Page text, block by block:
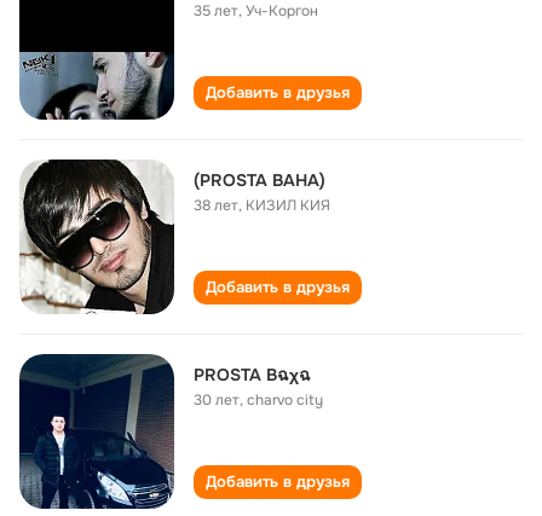
35 лет,Уч-Коргон
Добавить в друзья
(PROSTA BAHA)
38 лет, КИЗИЛ КИЯ
Добавить в друзья
PROSTA Bฉχฉ
30 лет,charvo city
Добавить в друзья